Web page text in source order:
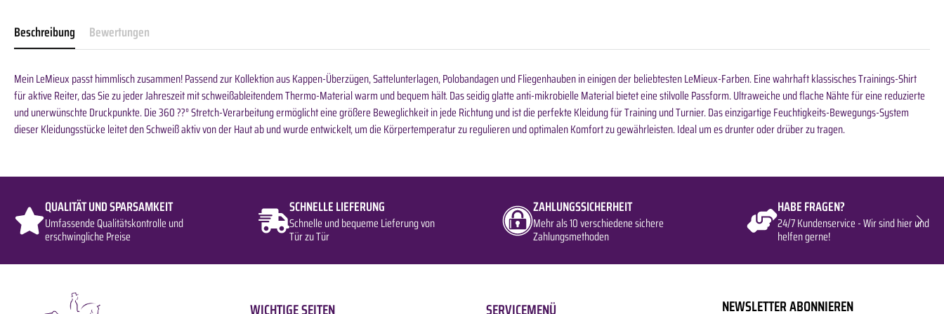
Beschreibung Bewertungen
Mein LeMieux passt himmlisch zusammen! Passend zur Kollektion aus Kappen-Überzügen, Sattelunterlagen, Polobandagen und Fliegenhauben in einigen der beliebtesten LeMieux-Farben. Eine wahrhaft klassisches Trainings-Shirt
für aktive Reiter, das Sie zu jeder Jahreszeit mit schweißableitendem Thermo-Material warm und bequem hält. Das seidig glatte anti-mikrobielle Material bietet eine stilvolle Passform. Ultraweiche und flache Nähte für eine reduzierte
und unerwünschte Druckpunkte. Die 360 ??° Stretch-Verarbeitung ermöglicht eine größere Beweglichkeit in jede Richtung und ist die perfekte Kleidung für Training und Turnier. Das einzigartige Feuchtigkeits-Bewegungs-System
dieser Kleidungsstücke leitet den Schweiß aktiv von der Haut ab und wurde entwickelt, um die Körpertemperatur zu regulieren und optimalen Komfort zu gewährleisten. Ideal um es drunter oder drüber zu tragen.
QUALITÄT UND SPARSAMKEIT
Umfassende Qualitätskontrolle und
erschwingliche Preise
SCHNELLE LIEFERUNG
Schnelle und bequeme Lieferung von
Tür zu Tür
ZAHLUNGSSICHERHEIT
Mehr als 10 verschiedene sichere
Zahlungsmethoden
HABE FRAGEN?
24/7 Kundenservice - Wir sind hier und
helfen gerne!
NEWSLETTER ABONNIEREN